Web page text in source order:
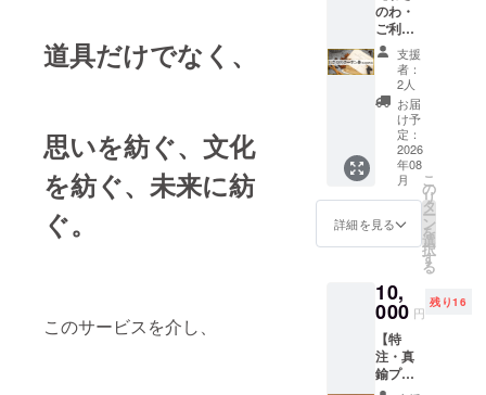
道具だけでなく、
思いを紡ぐ、文化
を紡ぐ、未来に紡
ぐ。
このサービスを介し、
「匿
名」と
ご記載
くださ
い）
②【任
意】リ
ンクを
張りた
い方は
リンク
達成の
場合は
全額返
金！ ----
-----------
-----------
---- ▼備
考欄に
ご記載
くださ
い -------
-----------
-----------
- ①【必
（掲載
希望し
ない場
合は
「匿
名」と
は【わ
ざのわ
応援！
プラン
A】と全
く同じ
内容と
なりま
す ★領
収書が
必要な
方はご
支援
にてお
申し付
けくだ
さい ★
目標未
達成の
メール
にて
クーポ
ンコー
ドを送
付させ
て頂き
ます ・
ご利用
期間：
2026年
8月～
2027年
され
る、道
具・材
料・技
法・
デー
のわ・
ご利用
クーポ
ン券
10000
円分】
・わざ
のわ本
リリー
ス後、
サイト
内でご
利用頂
ける
クーポ
す※ ・
本リ
リース
後、
メール
にて
支援
者：
2人
お届
け予
定：
2026
年08
月
詳細を見る
こ
の
リ
タ
ー
ン
を
選
択
す
る
10,
000 円
残り16
【特
注・真
鍮プ
レーン